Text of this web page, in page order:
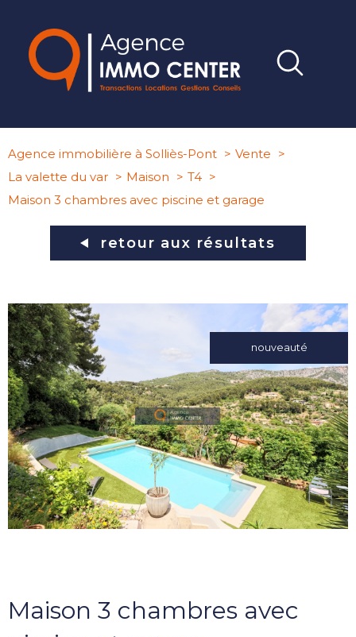
Agence immobilière à Solliès-Pont
Vente
La valette du var
Maison
T4
Maison 3 chambres avec piscine et garage
retour aux résultats
nouveauté
Maison 3 chambres avec